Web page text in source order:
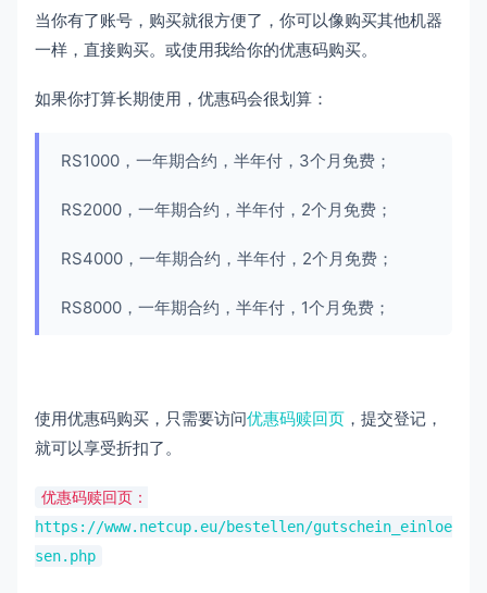
当你有了账号，购买就很方便了，你可以像购买其他机器
一样，直接购买。或使用我给你的优惠码购买。
如果你打算长期使用，优惠码会很划算：
RS1000，一年期合约，半年付，3个月免费；
RS2000，一年期合约，半年付，2个月免费；
RS4000，一年期合约，半年付，2个月免费；
RS8000，一年期合约，半年付，1个月免费；
使用优惠码购买，只需要访问优惠码赎回页 ，提交登记，
就可以享受折扣了。
优惠码赎回页：
https://www.netcup.eu/bestellen/gutschein_einloe
sen.php